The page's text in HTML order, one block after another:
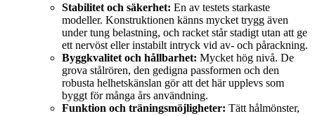
Stabilitet och säkerhet: En av testets starkaste
modeller. Konstruktionen känns mycket trygg även
under tung belastning, och racket står stadigt utan att ge
ett nervöst eller instabilt intryck vid av- och pårackning.
Byggkvalitet och hållbarhet: Mycket hög nivå. De
grova stålrören, den gedigna passformen och den
robusta helhetskänslan gör att det här upplevs som
byggt för många års användning.
Funktion och träningsmöjligheter: Tätt hålmönster,